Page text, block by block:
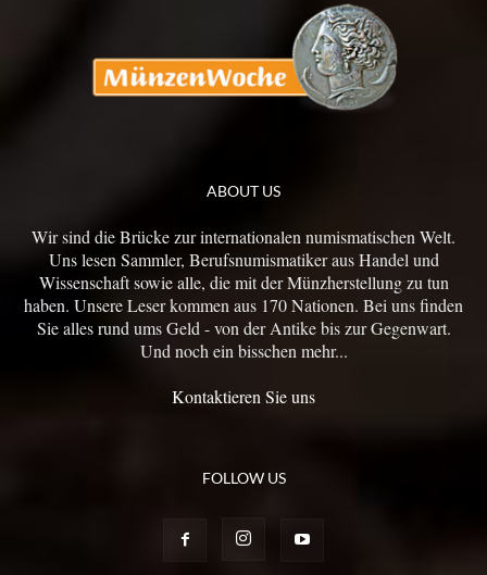
ABOUT US
Wir sind die Brücke zur internationalen numismatischen Welt.
Uns lesen Sammler, Berufsnumismatiker aus Handel und
Wissenschaft sowie alle, die mit der Münzherstellung zu tun
haben. Unsere Leser kommen aus 170 Nationen. Bei uns finden
Sie alles rund ums Geld - von der Antike bis zur Gegenwart.
Und noch ein bisschen mehr...
Kontaktieren Sie uns
FOLLOW US